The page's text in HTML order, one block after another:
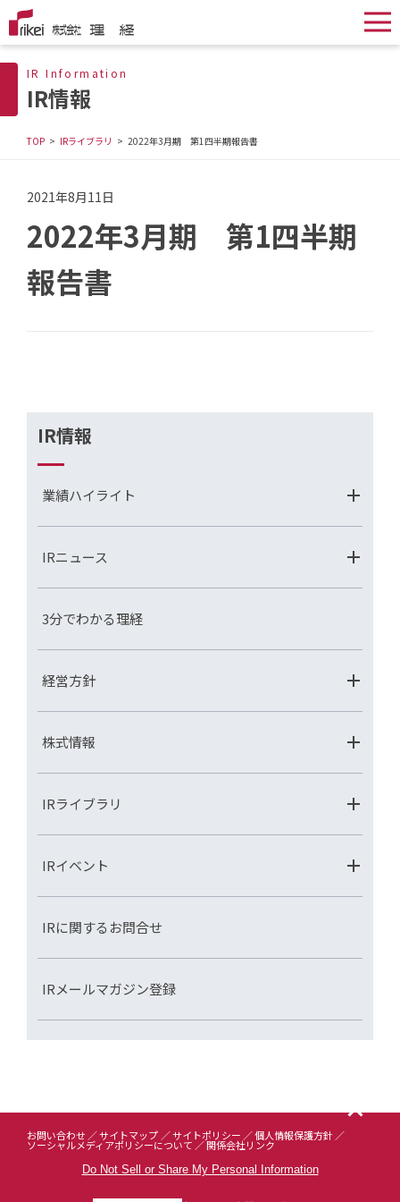
IR Information
IR情報
TOP IRライブラリ 2022年3月期 第1四半期報告書
IR情報
業績ハイライト
IRニュース
3分でわかる理経
経営方針
株式情報
IRライブラリ
IRイベント
IRに関するお問合せ
IRメールマガジン登録
2021年8月11日
2022年3月期 第1四半期
報告書
お問い合わせ サイトマップ サイトポリシー 個人情報保護方針
ソーシャルメディアポリシーについて 関係会社リンク
Do Not Sell or Share My Personal Information